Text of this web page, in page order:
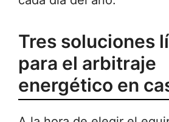
Tres soluciones
para el arbitraje
energético en